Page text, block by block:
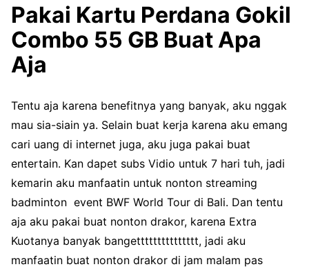
Pakai Kartu Perdana Gokil
Combo 55 GB Buat Apa
Aja
Tentu aja karena benefitnya yang banyak, aku nggak
mau sia-siain ya. Selain buat kerja karena aku emang
cari uang di internet juga, aku juga pakai buat
entertain. Kan dapet subs Vidio untuk 7 hari tuh, jadi
kemarin aku manfaatin untuk nonton streaming
badminton event BWF World Tour di Bali. Dan tentu
aja aku pakai buat nonton drakor, karena Extra
Kuotanya banyak bangettttttttttttttt, jadi aku
manfaatin buat nonton drakor di jam malam pas